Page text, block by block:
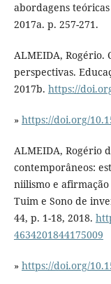
abordagens teóricas
2017a. p. 257-271.
ALMEIDA, Rogério.
perspectivas.
2017b. https://
» https://doi.org/
ALMEIDA, Rogério
contemporâneos:
niilismo e afirmação
Tuim e Sono de
44, p. 1-18, 2018.
4634201844175009
» https://doi.org/